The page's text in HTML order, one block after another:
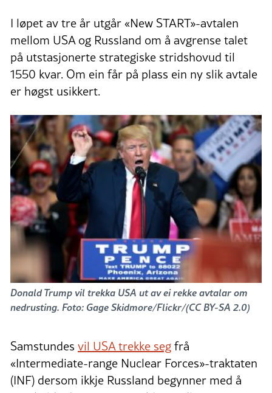
I løpet av tre år utgår «New START»-avtalen
mellom USA og Russland om å avgrense talet
på utstasjonerte strategiske stridshovud til
1550 kvar. Om ein får på plass ein ny slik avtale
er høgst usikkert.
Donald Trump vil trekka USA ut av ei rekke avtalar om
nedrusting. Foto: Gage Skidmore/Flickr/(CC BY-SA 2.0)
Samstundes vil USA trekke segfrå
«Intermediate-range Nuclear Forces»-traktaten
(INF) dersom ikkje Russland begynner med å